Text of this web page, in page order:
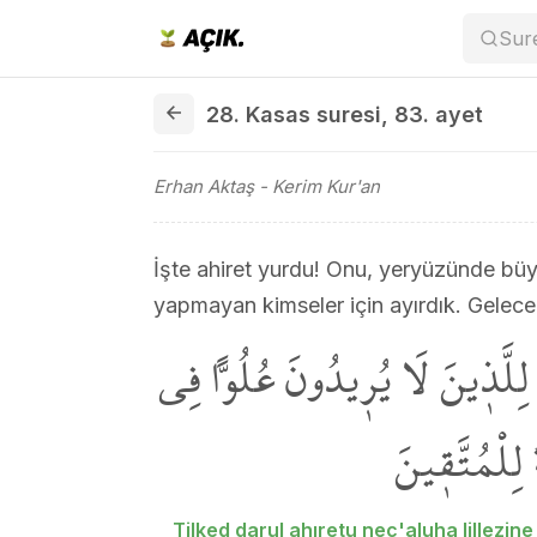
28. Kasas suresi 83. ayet
Erhan Aktaş- Kerim Kur'an
İşte ahiret yurdu! Onu, yeryüzünde
yapmayan kimseler için ayırdık.
لَا يُر۪يدُونَ عُلُواًّ فِي
Tilked darul ahıretu nec'aluha